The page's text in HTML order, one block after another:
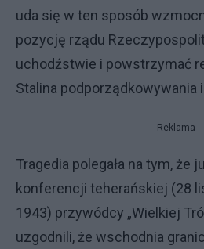
uda się w ten sposób
pozycję rządu
uchodźstwie i powstrzymać
Stalina podporządkowywania
Reklama
Tragedia polegała na tym, że
konferencji teherańskiej (28
1943) przywódcy „Wielkiej
uzgodnili, że wschodnia